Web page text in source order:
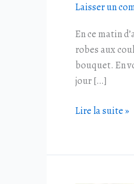
Laisser un
En ce matin
robes aux
bouquet. En
jour […]
Lire la suite »